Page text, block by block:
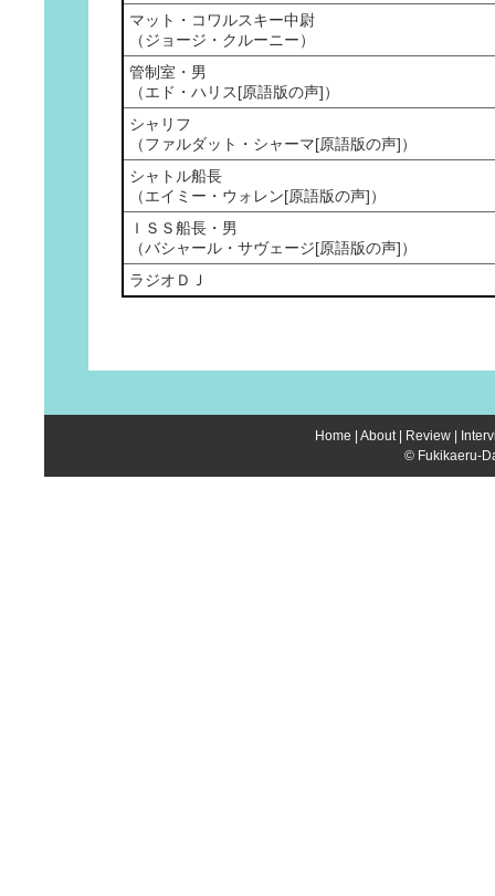
マット・コワルスキー中尉
（ジョージ・クルーニー）
管制室・男
（エド・ハリス[原語版の声]）
シャリフ
（ファルダット・シャーマ[原語版の声]）
シャトル船長
（エイミー・ウォレン[原語版の声]）
ＩＳＳ船長・男
（バシャール・サヴェージ[原語版の声]）
ラジオＤＪ
Home About| Review
© Fukikaeru-